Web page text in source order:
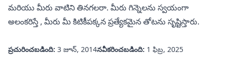
మరియు మీరు వాటిని తినగలరా. మీరు గిన్నెలను స్వయంగా
అలంకరిస్తే , మీరు మీ కిటికీపక్కన ప్రత్యేకమైన తోటను సృష్టిస్తారు.
ప్రచురించబడింది: 3 జూన్, 2014నవీకరించబడింది: 1 ఫిబ్ర, 2025